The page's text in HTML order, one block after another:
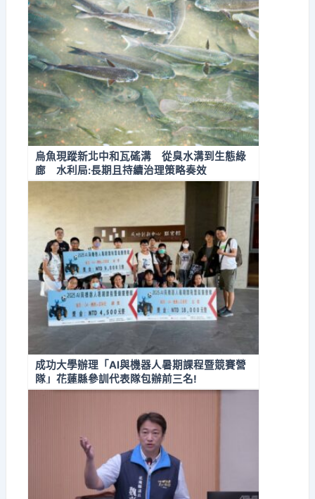
烏魚現蹤新北中和瓦磘溝 從臭水溝到生態綠
廊 水利局:長期且持續治理策略奏效
成功大學辦理「AI與機器人暑期課程暨競賽營
隊」花蓮縣參訓代表隊包辦前三名!